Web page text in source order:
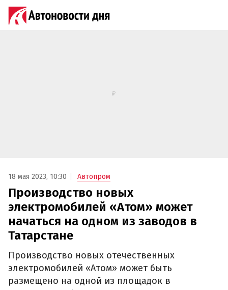
18 мая 2023, 10:30 Автопром
Производство новых
электромобилей «Атом» может
начаться на одном из заводов в
Татарстане
Производство новых отечественных
электромобилей «Атом» может быть
размещено на одной из площадок в